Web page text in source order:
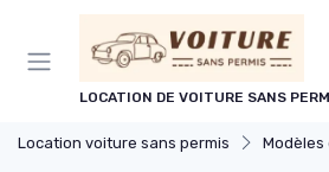
LOCATION DE VOITURE SANS
Location voiture sans permis Modèles